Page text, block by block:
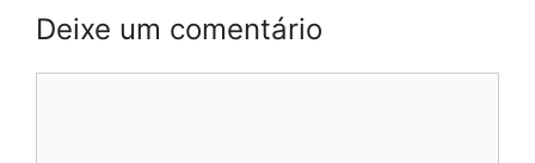
Deixe um comentário